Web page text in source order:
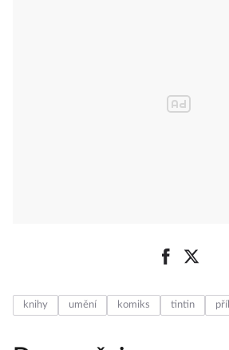
knihy umění komiks tintin